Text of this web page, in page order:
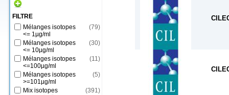
FILTRE
Mélanges isotopes
<= 1µg/ml
(79)
Mélanges isotopes
<= 10µg/ml
(30)
Mélanges isotopes
<=100µg/ml
(11)
Mélanges isotopes
>=101µg/ml
(5)
Mix isotopes
(391)